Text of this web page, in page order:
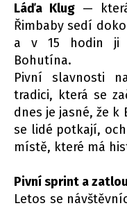
Láďa Klug —
Řimbaby sedí
a v 15 hodin ji
Bohutína.
Pivní slavnosti
tradici, která se
dnes je jasné, že
se lidé potkají,
místě, které má
Pivní sprint a
Letos se